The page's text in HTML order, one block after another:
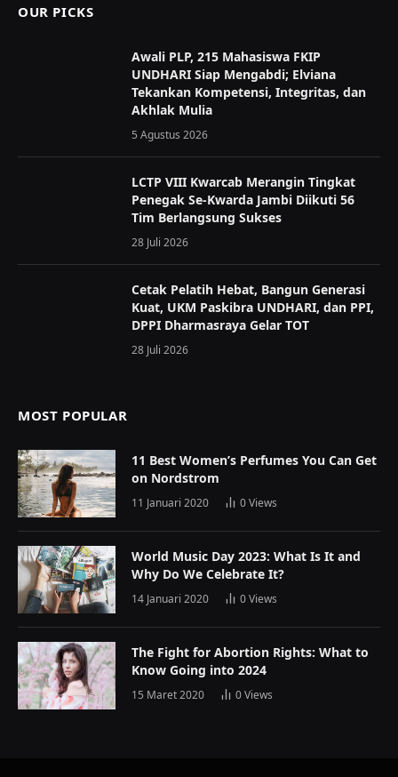
OUR PICKS
Awali PLP, 215 Mahasiswa FKIP
UNDHARI Siap Mengabdi; Elviana
Tekankan Kompetensi, Integritas, dan
Akhlak Mulia
5 Agustus 2026
LCTP VIII Kwarcab Merangin Tingkat
Penegak Se-Kwarda Jambi Diikuti 56
Tim Berlangsung Sukses
28 Juli 2026
Cetak Pelatih Hebat, Bangun Generasi
Kuat, UKM Paskibra UNDHARI, dan PPI,
DPPI Dharmasraya Gelar TOT
28 Juli 2026
MOST POPULAR
11 Best Women’s Perfumes You Can Get
on Nordstrom
11 Januari 2020 0Views
World Music Day 2023: What Is It and
Why Do We Celebrate It?
14 Januari 2020 0Views
The Fight for Abortion Rights: What to
Know Going into 2024
15 Maret 2020 0Views